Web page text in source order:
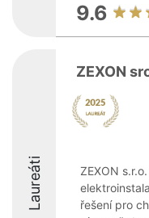
9.6
Laureáti
ZEXON
ZEXON
řešení pro